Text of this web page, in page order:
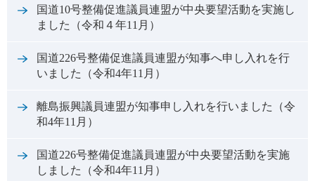
国道10号整備促進議員連盟が中央要望活動を実施し
ました（令和４年11月）
国道226号整備促進議員連盟が知事へ申し入れを行
いました（令和4年11月）
離島振興議員連盟が知事申し入れを行いました（令
和4年11月）
国道226号整備促進議員連盟が中央要望活動を実施
しました（令和4年11月）